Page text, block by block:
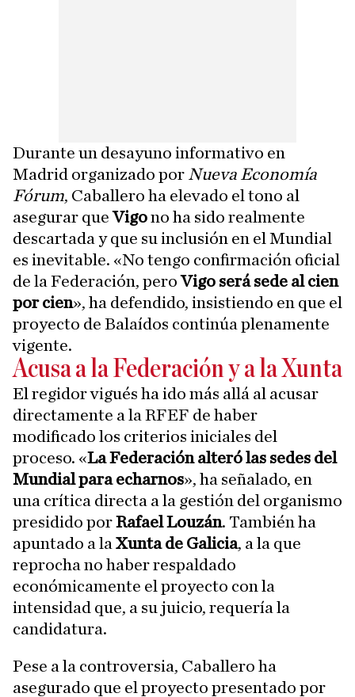
Durante un desayuno informativo en
Madrid organizado por Nueva Economía
Fórum, Caballero ha elevado el tono al
asegurar queVigono ha sido realmente
descartada y que su inclusión en el Mundial
es inevitable. «No tengo confirmación oficial
de la Federación, peroVigo será sede al cien
por cien», ha defendido, insistiendo en que el
proyecto de Balaídos continúa plenamente
vigente.
Acusa a la Federación y a la Xunta
El regidor vigués ha ido más allá al acusar
directamente a la RFEF de haber
modificado los criterios iniciales del
proceso. «La Federación alteró las sedes del
Mundial para echarnos», ha señalado, en
una crítica directa a la gestión del organismo
presidido porRafael Louzán. También ha
apuntado a la Xunta de Galicia, a la que
reprocha no haber respaldado
económicamente el proyecto con la
intensidad que, a su juicio, requería la
candidatura.
Pese a la controversia, Caballero ha
asegurado que el proyecto presentado por